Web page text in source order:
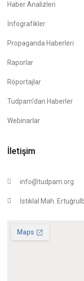
Haber Analizleri
İnfografikler
Propaganda Haberleri
Raporlar
Röportajlar
Tudpam'dan Haberler
Webinarlar
İletişim
info@tudpam.org
İstiklal Mah.